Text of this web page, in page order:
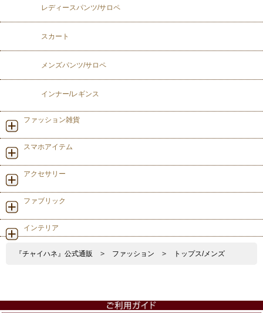
レディースパンツ/サロペ
スカート
メンズパンツ/サロペ
インナー/レギンス
ファッション雑貨
スマホアイテム
アクセサリー
ファブリック
インテリア
『チャイハネ』公式通販 > ファッション > トップス/メンズ